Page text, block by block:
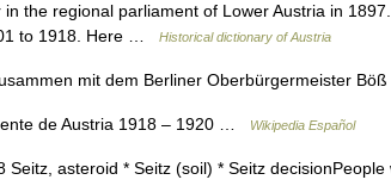
the regional parliament of Lower Austria in
to 1918. Here …
Historical dictionary of Austria
mit dem Berliner Oberbürgermeister
de Austria 1918 – 1920 … Wikipedia Español
asteroid * Seitz (soil) * Seitz decisionPeople